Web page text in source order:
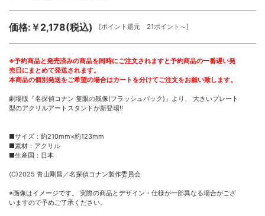
価格:￥2,178(税込) [ポイント還元 21ポイント～]
※予約商品と発売済みの商品を同時にご注文されますと予約商品の一番遅い発
売日にまとめて発送されます。
本商品の個別発送をご希望の場合はカートを分けてご注文をお願い致します。
劇場版『名探偵コナン 隻眼の残像(フラッシュバック)』より、 大きいプレート
型のアクリルアートスタンドが新登場!!
■サイズ：約210mm×約123mm
■素材：アクリル
■生産国：日本
(C)2025 青山剛昌／名探偵コナン製作委員会
※画像はイメージです。 実際の商品とデザイン・仕様が一部異なる場合がござ
いますので予めご了承ください。